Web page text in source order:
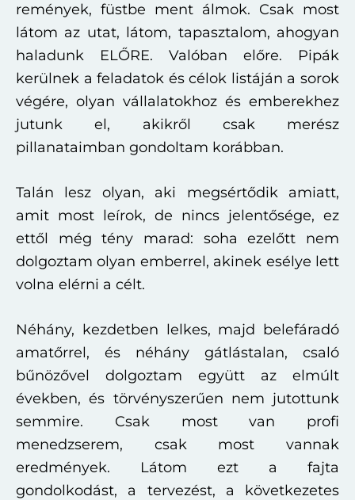
remények, füstbe ment álmok. Csak most
látom az utat, látom, tapasztalom, ahogyan
haladunk ELŐRE. Valóban előre. Pipák
kerülnek a feladatok és célok listáján a sorok
végére, olyan vállalatokhoz és emberekhez
jutunk el, akikről csak merész
pillanataimban gondoltam korábban.
Talán lesz olyan, aki megsértődik amiatt,
amit most leírok, de nincs jelentősége, ez
ettől még tény marad: soha ezelőtt nem
dolgoztam olyan emberrel, akinek esélye lett
volna elérni a célt.
Néhány, kezdetben lelkes, majd belefáradó
amatőrrel, és néhány gátlástalan, csaló
bűnözővel dolgoztam együtt az elmúlt
években, és törvényszerűen nem jutottunk
semmire. Csak most van profi
menedzserem, csak most vannak
eredmények. Látom ezt a fajta
gondolkodást, a tervezést, a következetes